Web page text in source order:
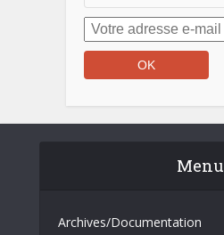
Menu
Archives/Documentation